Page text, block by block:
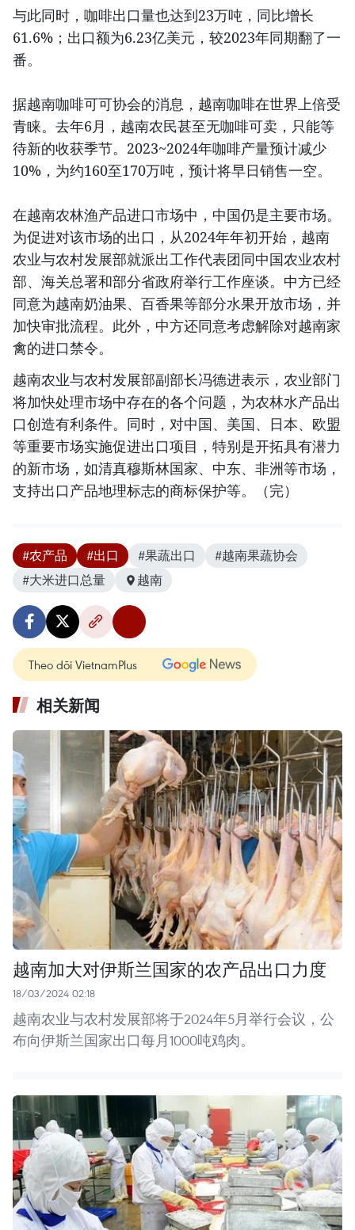
与此同时，咖啡出口量也达到23万吨，同比增长
61.6%；出口额为6.23亿美元，较2023年同期翻了一
番。
据越南咖啡可可协会的消息，越南咖啡在世界上倍受
青睐。去年6月，越南农民甚至无咖啡可卖，只能等
待新的收获季节。2023~2024年咖啡产量预计减少
10%，为约160至170万吨，预计将早日销售一空。
在越南农林渔产品进口市场中，中国仍是主要市场。
为促进对该市场的出口，从2024年年初开始，越南
农业与农村发展部就派出工作代表团同中国农业农村
部、海关总署和部分省政府举行工作座谈。中方已经
同意为越南奶油果、百香果等部分水果开放市场，并
加快审批流程。此外，中方还同意考虑解除对越南家
禽的进口禁令。
越南农业与农村发展部副部长冯德进表示，农业部门
将加快处理市场中存在的各个问题，为农林水产品出
口创造有利条件。同时，对中国、美国、日本、欧盟
等重要市场实施促进出口项目，特别是开拓具有潜力
的新市场，如清真穆斯林国家、中东、非洲等市场，
支持出口产品地理标志的商标保护等。（完）
#农产品 #出口 #果蔬出口
#越南果蔬协会
#大米进口总量
越南
Theo dõi VietnamPlus
相关新闻
越南加大对伊斯兰国家的农产品出口力度
18/03/2024 02:18
越南农业与农村发展部将于2024年5月举行会议，公
布向伊斯兰国家出口每月1000吨鸡肉。